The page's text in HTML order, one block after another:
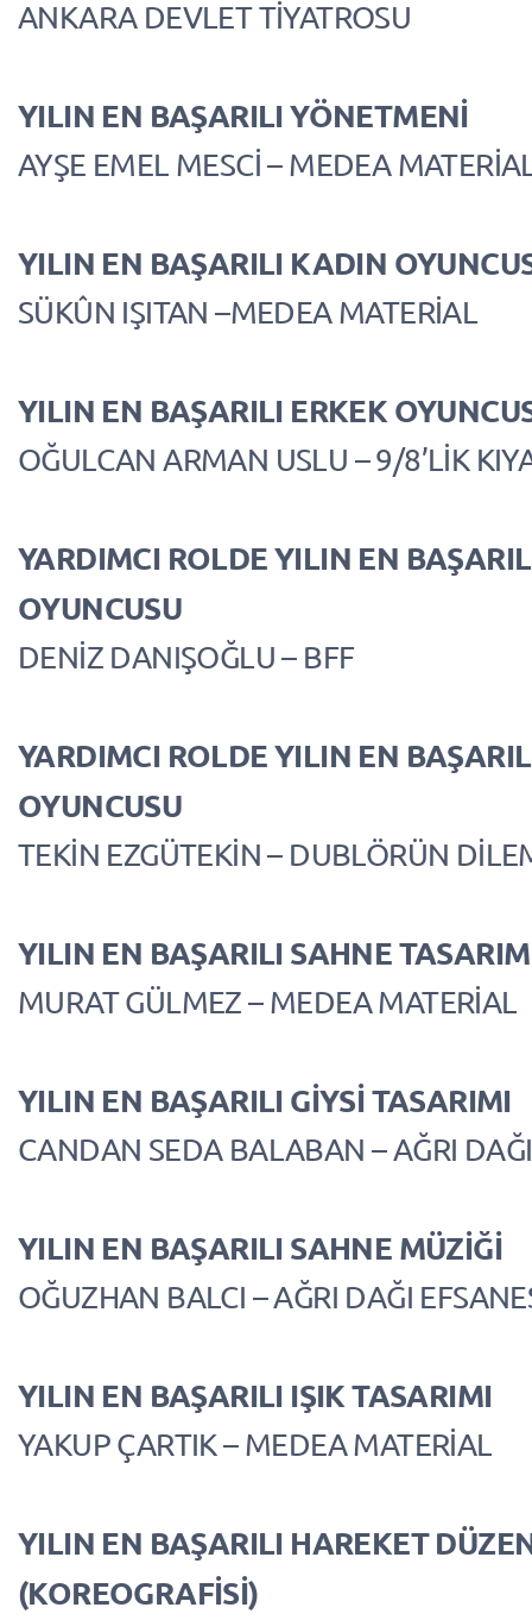
ANKARA DEVLET TİYATROSU
YILIN EN BAŞARILI YÖNETMENİ
AYŞE EMEL MESCİ – MEDEA
YILIN EN BAŞARILI KADIN
SÜKÛN IŞITAN –MEDEA MATERİAL
YILIN EN BAŞARILI ERKEK
OĞULCAN ARMAN USLU – 9/8’LİK
YARDIMCI ROLDE YILIN EN
OYUNCUSU
DENİZ DANIŞOĞLU – BFF
YARDIMCI ROLDE YILIN EN
OYUNCUSU
TEKİN EZGÜTEKİN – DUBLÖRÜN
YILIN EN BAŞARILI SAHNE
MURAT GÜLMEZ – MEDEA MATERİAL
YILIN EN BAŞARILI GİYSİ TASARIMI
CANDAN SEDA BALABAN – AĞRI
YILIN EN BAŞARILI SAHNE MÜZİĞİ
OĞUZHAN BALCI – AĞRI DAĞI
YILIN EN BAŞARILI IŞIK TASARIMI
YAKUP ÇARTIK – MEDEA MATERİAL
YILIN EN BAŞARILI HAREKET
(KOREOGRAFİSİ)